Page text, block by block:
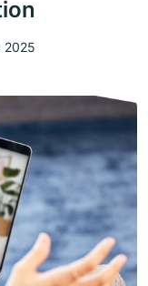
2025